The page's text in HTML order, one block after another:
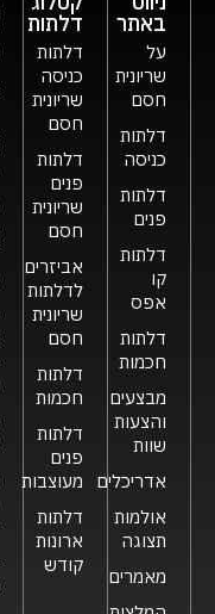
באתר
על
שריונית
חסם
דלתות
כניסה
דלתות
פנים
דלתות
קו
אפס
דלתות
חכמות
מבצעים
והצעות
שוות
אדריכלים
אולמות
תצוגה
מאמרים
דלתות
דלתות
כניסה
שריונית
חסם
דלתות
פנים
שריונית
חסם
אביזרים
לדלתות
שריונית
חסם
דלתות
חכמות
דלתות
פנים
מעוצבות
דלתות
ארונות
קודש